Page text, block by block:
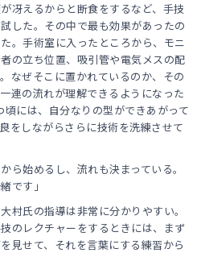
冴えるからと断食をするなど、手技
した。その中で最も効果があったの
。手術室に入ったところから、モニ
の立ち位置、吸引管や電気メスの配
なぜそこに置かれているのか、その
連の流れが理解できるようになった
頃には、自分なりの型ができあがって
をしながらさらに技術を洗練させて
ら始めるし、流れも決まっている。
です」
村氏の指導は非常に分かりやすい。
のレクチャーをするときには、まず
見せて、それを言葉にする練習から